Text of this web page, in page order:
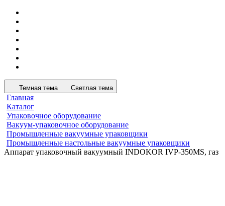
Темная тема Светлая тема
Главная
Каталог
Упаковочное оборудование
Вакуум-упаковочное оборудование
Промышленные вакуумные упаковщики
Промышленные настольные вакуумные упаковщики
Аппарат упаковочный вакуумный INDOKOR IVP-350MS, газ